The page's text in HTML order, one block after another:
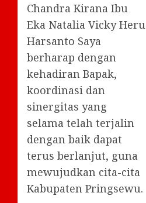
Chandra Kirana Ibu
Eka Natalia Vicky Heru
Harsanto Saya
berharap dengan
kehadiran Bapak,
koordinasi dan
sinergitas yang
selama telah terjalin
dengan baik dapat
terus berlanjut, guna
mewujudkan cita-cita
Kabupaten Pringsewu.